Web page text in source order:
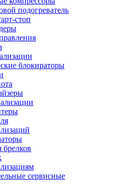
подогреватель
стоп
блoкираторы
брелков
сервисные